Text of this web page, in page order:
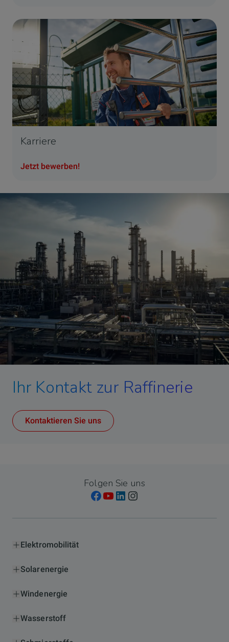
Karriere
Jetzt bewerben!
Ihr Kontakt zur Raffinerie
Kontaktieren Sie uns
Folgen Sie uns
Elektromobilität
Solarenergie
Windenergie
Wasserstoff